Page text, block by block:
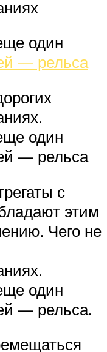
один
— рельса
один
— рельса
с
этим
Чего не
один
— рельса.